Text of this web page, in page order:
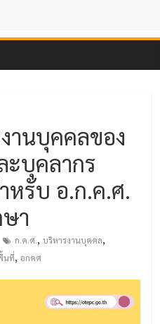
านบุคคลของ
ะบุคลากร
หรับ อ.ก.ค.ศ.
า
ก.ค.ศ.,บริหารงานบุคคล,
นที่,อกคศ